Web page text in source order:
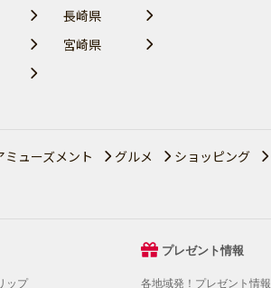
長崎県
宮崎県
ミューズメント グルメ ショッピング
ップ
プレゼント情報
各地域発！プレゼント情報